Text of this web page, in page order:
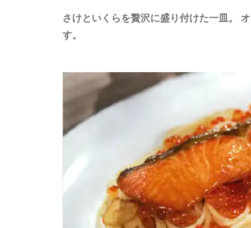
さけといくらを贅沢に盛り付けた一皿。
す。